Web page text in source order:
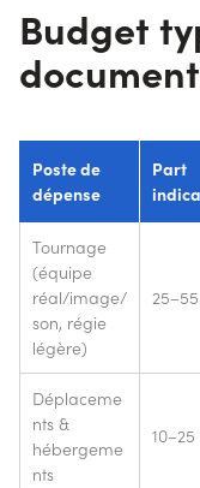
Budget
Poste de
dépense
Part
Tournage
(équipe
réal/image/
son, régie
légère)
25–55
Déplaceme
nts &
hébergeme
nts
10–25